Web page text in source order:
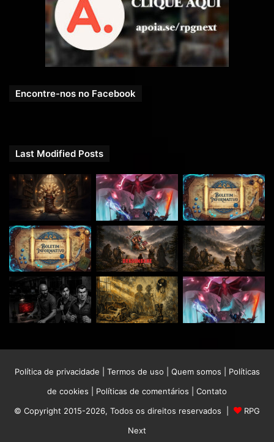
Encontre-nos no Facebook
Last Modified Posts
Política de privacidade Termos de uso Quem somos
Políticas
de cookies
Políticas de comentários
Contato
© Copyright 2015-2026, Todos os direitos reservados |
RPG
Next